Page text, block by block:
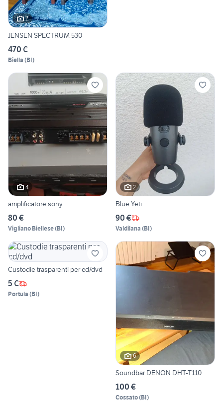
2
JENSEN SPECTRUM 530
470 €
Biella (BI)
4
amplificatore sony
80 €
Vigliano Biellese(BI)
2
Blue Yeti
90 €
Valdilana (BI)
Custodie trasparenti per cd/dvd
5 €
Portula (BI)
6
Soundbar DENON DHT-T110
100 €
Cossato(BI)